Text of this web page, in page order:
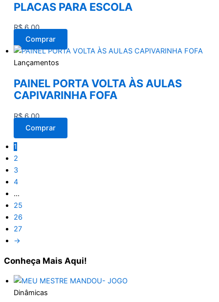
PLACAS PARA ESCOLA
R$6,00
Comprar
Lançamentos
PAINEL PORTA VOLTA ÀS AULAS
CAPIVARINHA FOFA
R$6,00
Comprar
1
2
3
4
…
25
26
27
→
Conheça Mais Aqui!
Dinâmicas